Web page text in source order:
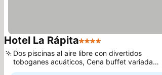
Hotel La Rápita4 Estrellas
Dos piscinas al aire libre con divertidos
toboganes acuáticos, Cena buffet variada
con sabores locales.